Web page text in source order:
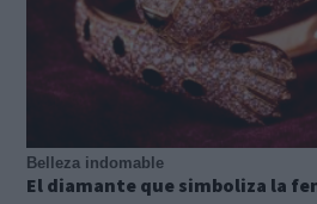
Belleza indomable
El diamante que simboliza la